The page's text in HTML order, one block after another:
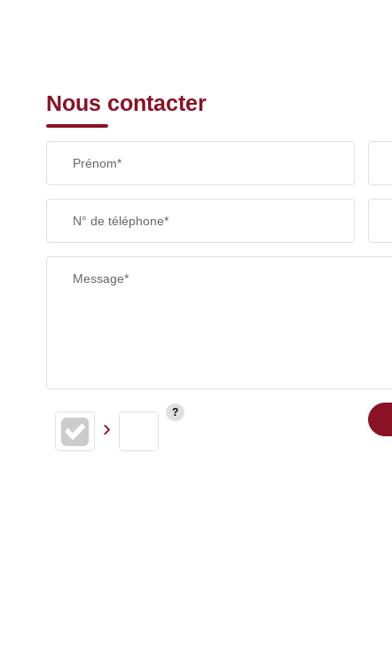
Nous contacter
Prénom*
N° de téléphone*
Message*